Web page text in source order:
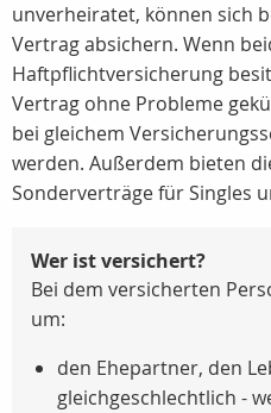
unverheiratet, können sich
Vertrag absichern. Wenn
Haftpflichtversicherung
Vertrag ohne Probleme
bei gleichem
werden. Außerdem bieten
Sonderverträge für Singles
Wer ist versichert?
Bei dem versicherten
um:
den Ehepartner, den
gleichgeschlechtlich -